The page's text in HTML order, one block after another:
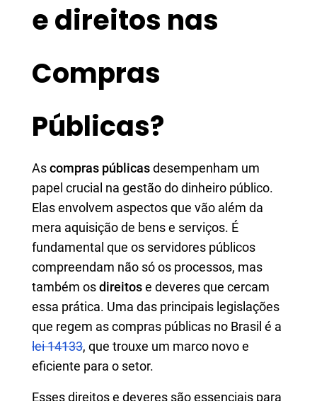
e direitos nas
Compras
Públicas?
Ascompras públicasdesempenham um
papel crucial na gestão do dinheiro público.
Elas envolvem aspectos que vão além da
mera aquisição de bens e serviços. É
fundamental que os servidores públicos
compreendam não só os processos, mas
também osdireitose deveres que cercam
essa prática. Uma das principais legislações
que regem as compras públicas no Brasil é a
lei 14133, que trouxe um marco novo e
eficiente para o setor.
Esses direitos e deveres são essenciais para